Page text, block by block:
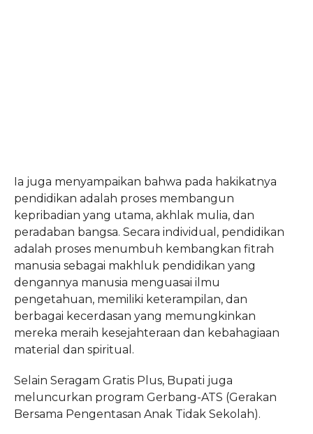
Ia juga menyampaikan bahwa pada hakikatnya
pendidikan adalah proses membangun
kepribadian yang utama, akhlak mulia, dan
peradaban bangsa. Secara individual, pendidikan
adalah proses menumbuh kembangkan fitrah
manusia sebagai makhluk pendidikan yang
dengannya manusia menguasai ilmu
pengetahuan, memiliki keterampilan, dan
berbagai kecerdasan yang memungkinkan
mereka meraih kesejahteraan dan kebahagiaan
material dan spiritual.
Selain Seragam Gratis Plus, Bupati juga
meluncurkan program Gerbang-ATS (Gerakan
Bersama Pengentasan Anak Tidak Sekolah).